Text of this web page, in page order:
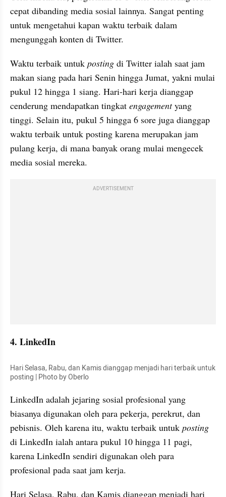
cepat dibanding media sosial lainnya. Sangat penting
untuk mengetahui kapan waktu terbaik dalam
mengunggah konten di Twitter.
Waktu terbaik untuk posting di Twitter ialah saat jam
makan siang pada hari Senin hingga Jumat, yakni mulai
pukul 12 hingga 1 siang. Hari-hari kerja dianggap
cenderung mendapatkan tingkat engagement yang
tinggi. Selain itu, pukul 5 hingga 6 sore juga dianggap
waktu terbaik untuk posting karena merupakan jam
pulang kerja, di mana banyak orang mulai mengecek
media sosial mereka.
ADVERTISEMENT
4. LinkedIn
Hari Selasa, Rabu, dan Kamis dianggap menjadi hari terbaik untuk
posting | Photo by Oberlo
LinkedIn adalah jejaring sosial profesional yang
biasanya digunakan oleh para pekerja, perekrut, dan
pebisnis. Oleh karena itu, waktu terbaik untuk posting
di LinkedIn ialah antara pukul 10 hingga 11 pagi,
karena LinkedIn sendiri digunakan oleh para
profesional pada saat jam kerja.
Hari Selasa, Rabu, dan Kamis dianggap menjadi hari